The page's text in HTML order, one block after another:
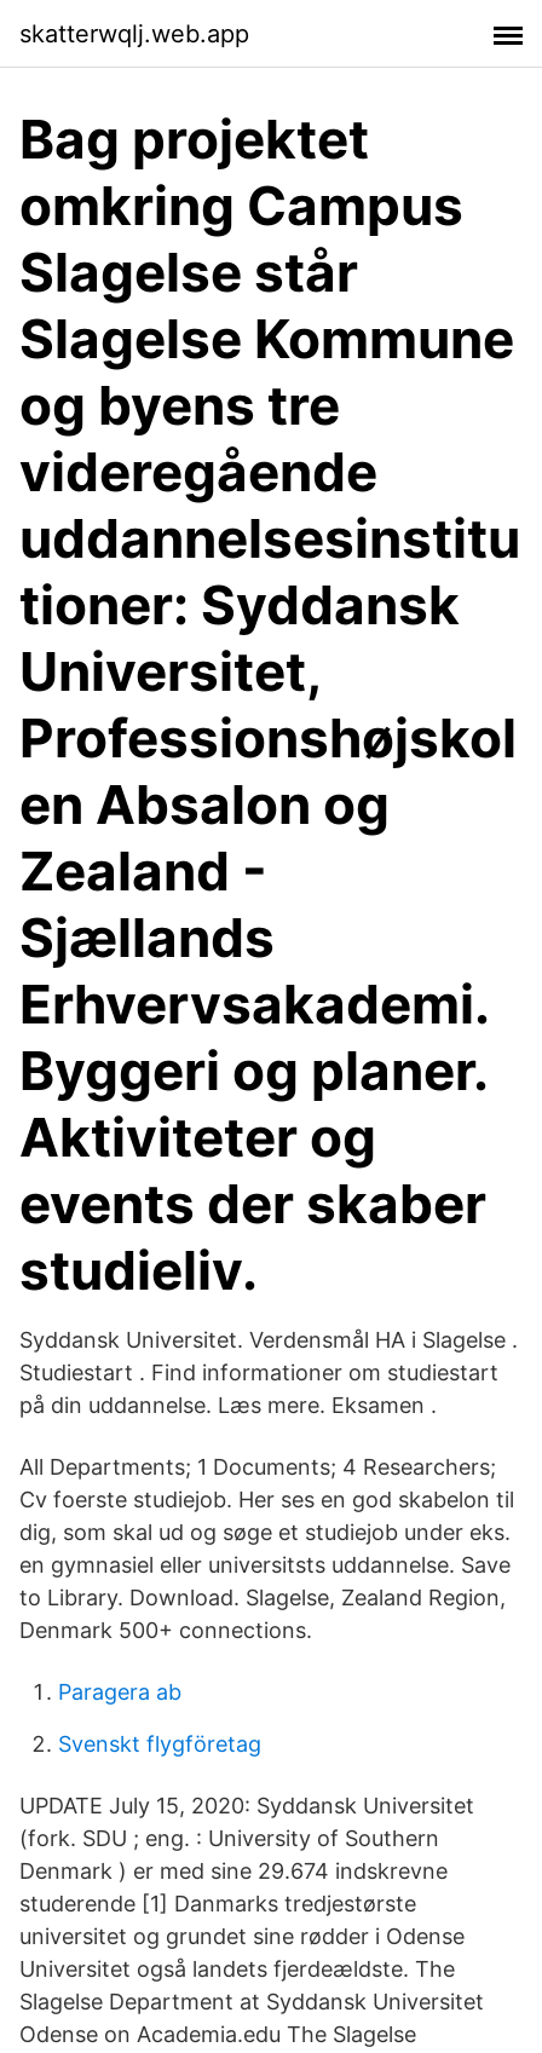
skatterwqlj.web.app
Bag projektet
omkring Campus
Slagelse står
Slagelse Kommune
og byens tre
videregående
uddannelsesinstitu
tioner: Syddansk
Universitet,
Professionshøjskol
en Absalon og
Zealand -
Sjællands
Erhvervsakademi.
Byggeri og planer.
Aktiviteter og
events der skaber
studieliv.
Syddansk Universitet. Verdensmål HA i Slagelse .
Studiestart . Find informationer om studiestart
på din uddannelse. Læs mere. Eksamen .
All Departments; 1 Documents; 4 Researchers;
Cv foerste studiejob. Her ses en god skabelon til
dig, som skal ud og søge et studiejob under eks.
en gymnasiel eller universitsts uddannelse. Save
to Library. Download. Slagelse, Zealand Region,
Denmark 500+ connections.
Paragera ab
Svenskt flygföretag
UPDATE July 15, 2020: Syddansk Universitet
(fork. SDU ; eng. : University of Southern
Denmark ) er med sine 29.674 indskrevne
studerende [1] Danmarks tredjestørste
universitet og grundet sine rødder i Odense
Universitet også landets fjerdeældste. The
Slagelse Department at Syddansk Universitet
Odense on Academia.edu The Slagelse